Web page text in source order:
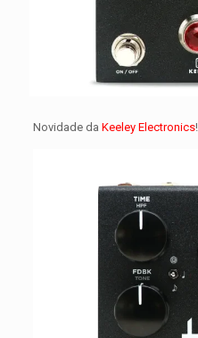
Novidade da Keeley Electronics!